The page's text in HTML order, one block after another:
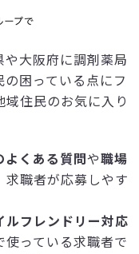
や大阪府に調剤薬局
困っている点にフ
住民のお気に入り
くある質問 や職場
求職者が応募しやす
ルフレンドリー対応
っている求職者で